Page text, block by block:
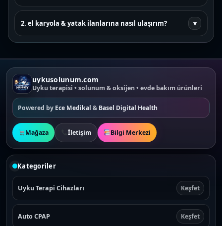
2. el karyola & yatak ilanlarına nasıl ulaşırım? ▾
uykusolunum.com
Uyku terapisi • solunum & oksijen • evde bakım ürünleri
Powered by Ece Medikal & Basel Digital Health
Mağaza İletişim Bilgi Merkezi
Kategoriler
Uyku Terapi Cihazları Keşfet
Auto CPAP Keşfet